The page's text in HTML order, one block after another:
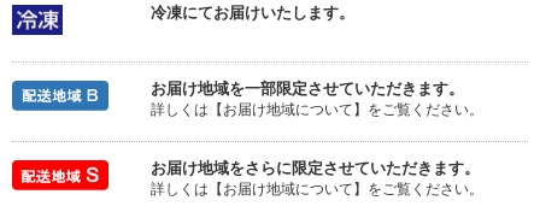
冷凍にてお届けいたします。
お届け地域を一部限定させていただきます。
詳しくは【お届け地域について】をご覧ください。
お届け地域をさらに限定させていただきます。
詳しくは【お届け地域について】をご覧ください。